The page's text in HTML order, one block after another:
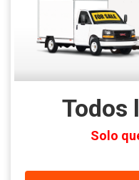
Todos
Solo